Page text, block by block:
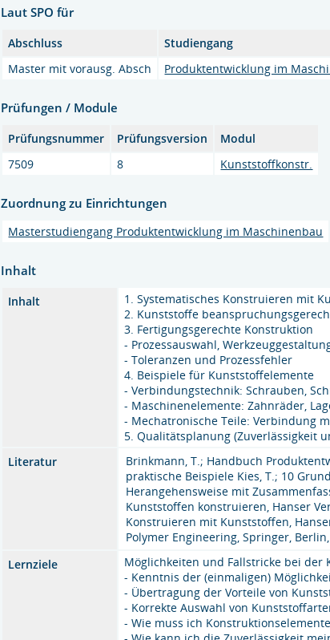
Laut SPO für
Abschluss Studiengang
Master mit vorausg. Absch
Produktentwicklung im
Prüfungen / Module
Prüfungsnummer Prüfungsversion
Modul
7509
8 Kunststoffkonstr.
Zuordnung zu Einrichtungen
Masterstudiengang Produktentwicklung im Maschinenbau
Inhalt
Inhalt
1. Systematisches Konstruieren mit
2. Kunststoffe
3. Fertigungsgerechte Konstruktion
- Prozessauswahl,
- Toleranzen und Prozessfehler
4. Beispiele für Kunststoffelemente
- Verbindungstechnik: Schrauben,
- Maschinenelemente: Zahnräder,
- Mechatronische Teile: Verbindung
5. Qualitätsplanung (Zuverlässigkeit
Literatur
Brinkmann, T.; Handbuch
praktische Beispiele Kies, T.; 10
Herangehensweise mit
Kunststoffen konstruieren, Hanser
Konstruieren mit Kunststoffen,
Polymer Engineering, Springer,
Lernziele
Möglichkeiten und Fallstricke bei
- Kenntnis der (einmaligen)
- Übertragung der Vorteile von
- Korrekte Auswahl von
- Wie muss ich